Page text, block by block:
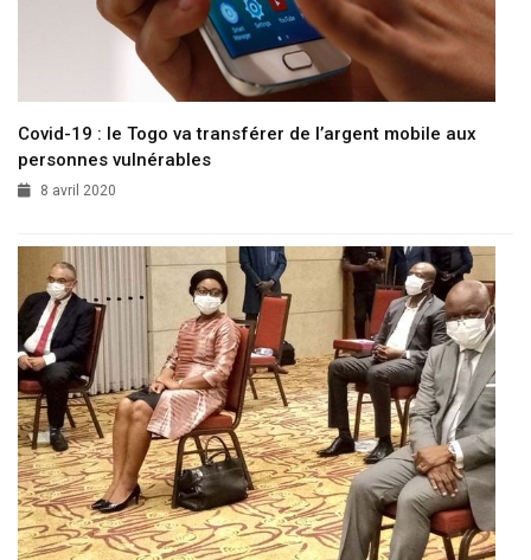
Covid-19 : le Togo va transférer de l’argent mobile aux
personnes vulnérables
8 avril 2020